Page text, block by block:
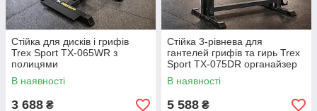
Стійка для дисків і грифів
Trex Sport TX-065WR з
полицями
багатофункціональний
органайзер до 360 кг
В наявності
3 688 ₴
Стійка 3-рівнева для
гантелей грифів та гирь Trex
Sport TX-075DR органайзер
до 690 кг
В наявності
5 588 ₴